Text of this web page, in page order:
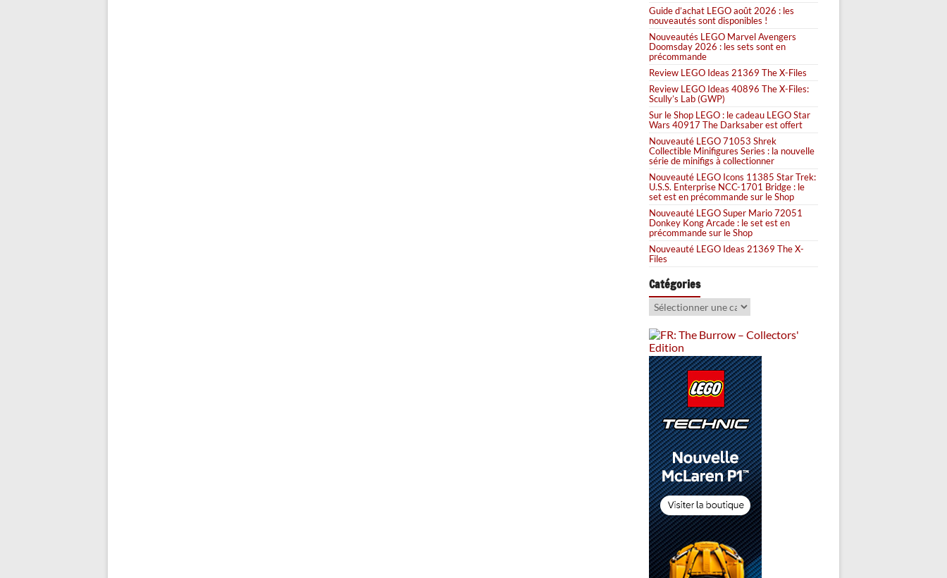
Guide d’achat LEGO août 2026 : les
nouveautés sont disponibles !
Nouveautés LEGO Marvel Avengers
Doomsday 2026 : les sets sont en
précommande
Review LEGO Ideas 21369 The X-Files
Review LEGO Ideas 40896 The X-Files:
Scully’s Lab (GWP)
Sur le Shop LEGO : le cadeau LEGO Star
Wars 40917 The Darksaber est offert
Nouveauté LEGO 71053 Shrek
Collectible Minifigures Series : la nouvelle
série de minifigs à collectionner
Nouveauté LEGO Icons 11385 Star Trek:
U.S.S. Enterprise NCC-1701 Bridge : le
set est en précommande sur le Shop
Nouveauté LEGO Super Mario 72051
Donkey Kong Arcade : le set est en
précommande sur le Shop
Nouveauté LEGO Ideas 21369 The X-
Files
Catégories
Catégories